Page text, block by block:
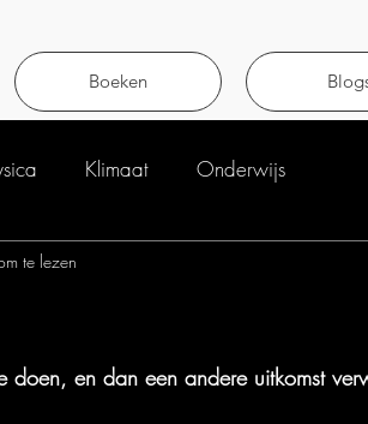
Boeken
Klimaat Onderwijs
te lezen
en dan een andere uitkomst